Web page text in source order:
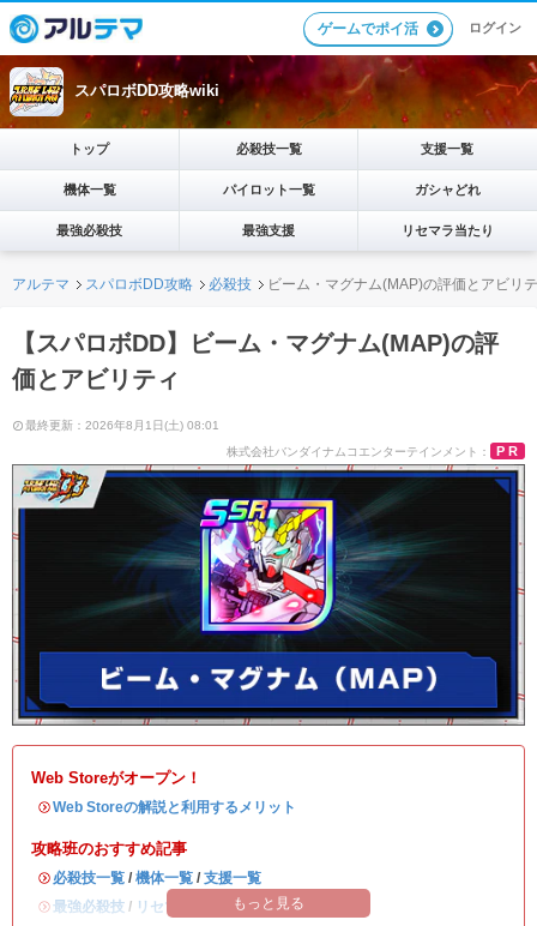
ゲームでポイ活 ログイン
スパロボDD攻略wiki
トップ 必殺技一覧 支援一覧
機体一覧 パイロット一覧 ガシャどれ
最強必殺技 最強支援 リセマラ当たり
アルテマ スパロボDD攻略 必殺技 ビーム・マグナム(MAP)の評価とアビリ
【スパロボDD】ビーム・マグナム(MAP)の評
価とアビリティ
最終更新：2026年8月1日(土) 08:01
PR
Web Storeがオープン！
・Web Storeの解説と利用するメリット
攻略班のおすすめ記事
・ 必殺技一覧 / 機体一覧 / 支援一覧
・最強必殺技 / リセマラ当たりランキング
もっと見る